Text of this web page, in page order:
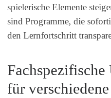
spielerische Elemente
sind Programme, die
den Lernfortschritt
für